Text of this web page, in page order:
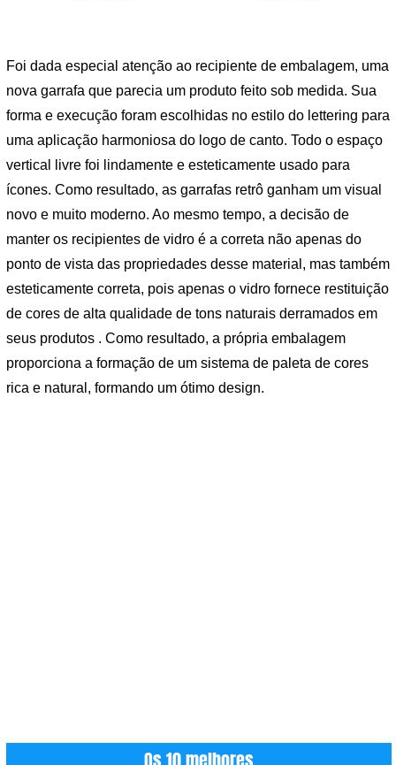
Foi dada especial atenção ao recipiente de embalagem, uma
nova garrafa que parecia um produto feito sob medida. Sua
forma e execução foram escolhidas no estilo do lettering para
uma aplicação harmoniosa do logo de canto. Todo o espaço
vertical livre foi lindamente e esteticamente usado para
ícones. Como resultado, as garrafas retrô ganham um visual
novo e muito moderno. Ao mesmo tempo, a decisão de
manter os recipientes de vidro é a correta não apenas do
ponto de vista das propriedades desse material, mas também
esteticamente correta, pois apenas o vidro fornece restituição
de cores de alta qualidade de tons naturais derramados em
seus produtos . Como resultado, a própria embalagem
proporciona a formação de um sistema de paleta de cores
rica e natural, formando um ótimo design.